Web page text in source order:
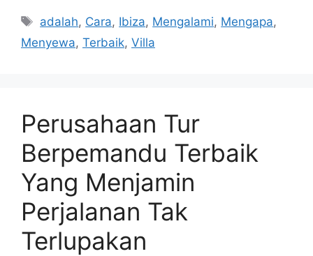
Tags
adalah, Cara, Ibiza, Mengalami, Mengapa,
Menyewa, Terbaik, Villa
Perusahaan Tur
Berpemandu Terbaik
Yang Menjamin
Perjalanan Tak
Terlupakan